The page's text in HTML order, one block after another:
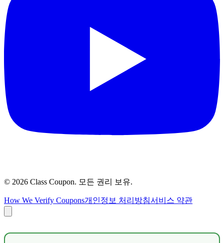
© 2026 Class Coupon. 모든 권리 보유.
How We Verify Coupons개인정보 처리방침서비스 약관